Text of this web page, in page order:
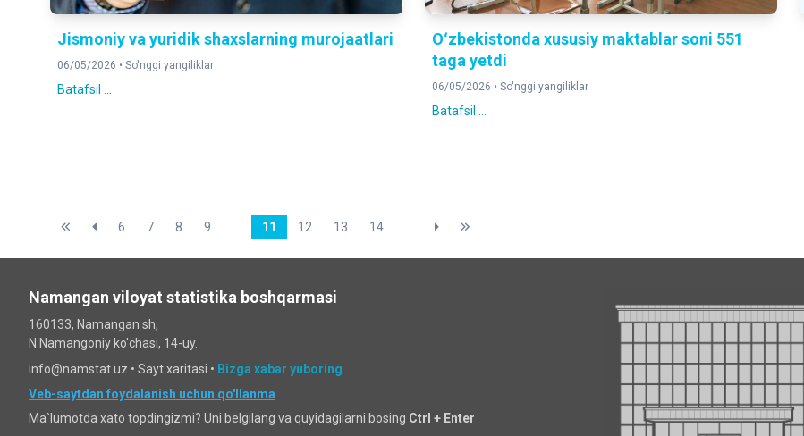
Jismoniy va yuridik shaxslarning murojaatlari
06/05/2026 • So'nggi yangiliklar
Batafsil ...
Oʻzbekistonda xususiy maktablar soni 551
taga yetdi
06/05/2026 • So'nggi yangiliklar
Batafsil ...
6 7 8 9 ... 11 12 13 14 ...
Namangan viloyat statistika boshqarmasi
160133, Namangan sh,
N.Namangoniy ko'chasi, 14-uy.
info@namstat.uz • Sayt xaritasi • Bizga xabar yuboring
Veb-saytdan foydalanish uchun qo'llanma
Ma`lumotda xato topdingizmi? Uni belgilang va quyidagilarni bosing Ctrl + Enter